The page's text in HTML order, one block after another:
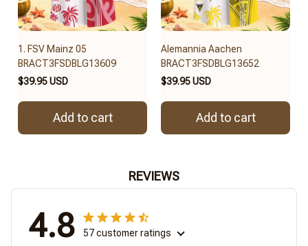
1. FSV Mainz 05
BRACT3FSDBLG13609
$39.95 USD
Add to cart
Alemannia Aachen
BRACT3FSDBLG13652
$39.95 USD
Add to cart
REVIEWS
4.8 57 customer ratings